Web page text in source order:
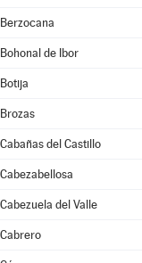
Berzocana
Bohonal de Ibor
Botija
Brozas
Cabañas del Castillo
Cabezabellosa
Cabezuela del Valle
Cabrero